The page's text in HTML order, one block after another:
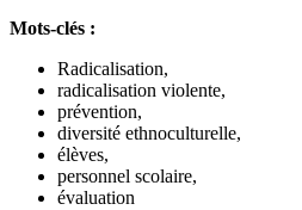
Mots-clés :
Radicalisation,
radicalisation violente,
prévention,
diversité ethnoculturelle,
élèves,
personnel scolaire,
évaluation